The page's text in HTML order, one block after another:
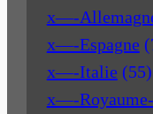
x—-
x—-Espagne
x—-Italie (55)
x—-